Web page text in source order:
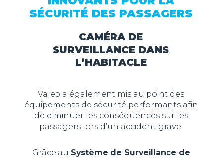
SÉCURITÉ DES PASSAGERS
CAMÉRA DE
SURVEILLANCE DANS
L’HABITACLE
Valeo a également mis au point des
équipements de sécurité performants afin
de diminuer les conséquences sur les
passagers lors d’un accident grave.
Grâce au Système de Surveillance de